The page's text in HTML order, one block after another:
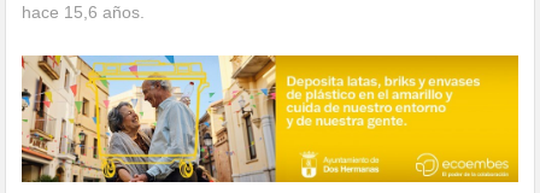
hace 15,6 años.